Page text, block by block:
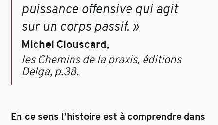
puissance offensive qui agit
sur un corps passif. »
Michel Clouscard,
les Chemins de la praxis, éditions
Delga, p.38.
En ce sens l’histoire est à comprendre dans